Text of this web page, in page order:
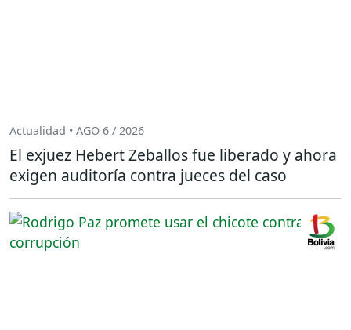
Actualidad • AGO 6 / 2026
El exjuez Hebert Zeballos fue liberado y ahora
exigen auditoría contra jueces del caso